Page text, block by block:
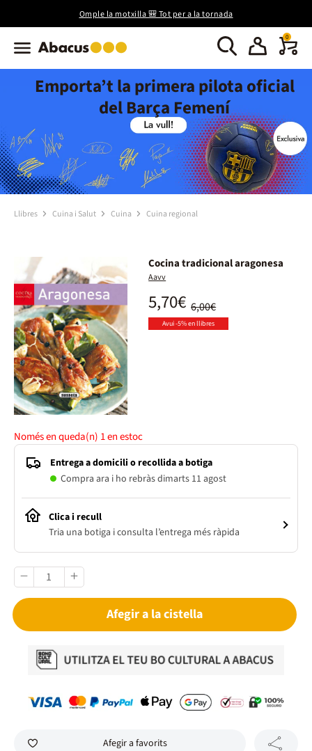
Omple la motxilla 🎒 Tot per a la tornada
0
Emporta’t la primera pilota oficial
del Barça Femení
Llibres Cuina i Salut Cuina Cuina regional
Cocina tradicional aragonesa
Aavv
6,00€
5,70€
Avui -5% en llibres
Només en queda(n) 1en estoc
Entrega a domicili o recollida a botiga
Compra ara i ho rebràs dimarts 11 agost
Clica i recull
Tria una botiga i consulta l’entrega més ràpida
Afegir a la cistella
Afegir a favorits